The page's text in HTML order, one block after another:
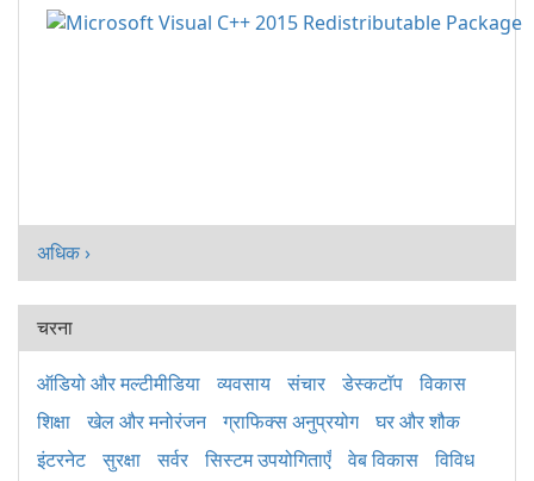
अधिक ›
चरना
ऑडियो और मल्टीमीडिया व्यवसाय संचार डेस्कटॉप
विकास
शिक्षा
खेल और मनोरंजन ग्राफिक्स अनुप्रयोग
घर और शौक
इंटरनेट
सुरक्षा सर्वर सिस्टम उपयोगिताएँ वेब विकास विविध